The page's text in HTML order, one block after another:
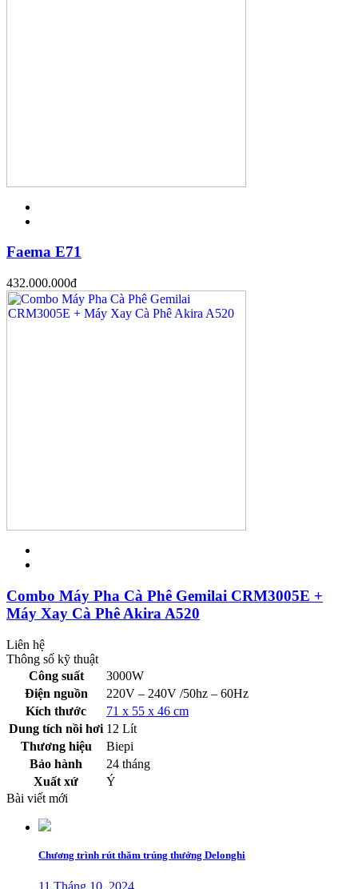
Faema E71
432.000.000đ
Combo Máy Pha Cà Phê Gemilai CRM3005E +
Máy Xay Cà Phê Akira A520
Liên hệ
Thông số kỹ thuật
Công suất
3000W
Điện nguồn
220V – 240V /50hz – 60Hz
Kích thước
71 x 55 x 46 cm
Dung tích nồi hơi 12 Lít
Thương hiệu
Biepi
Bảo hành
24 tháng
Xuất xứ
Ý
Bài viết mới
Chương trình rút thăm trúng thưởng Delonghi
11 Tháng 10, 2024